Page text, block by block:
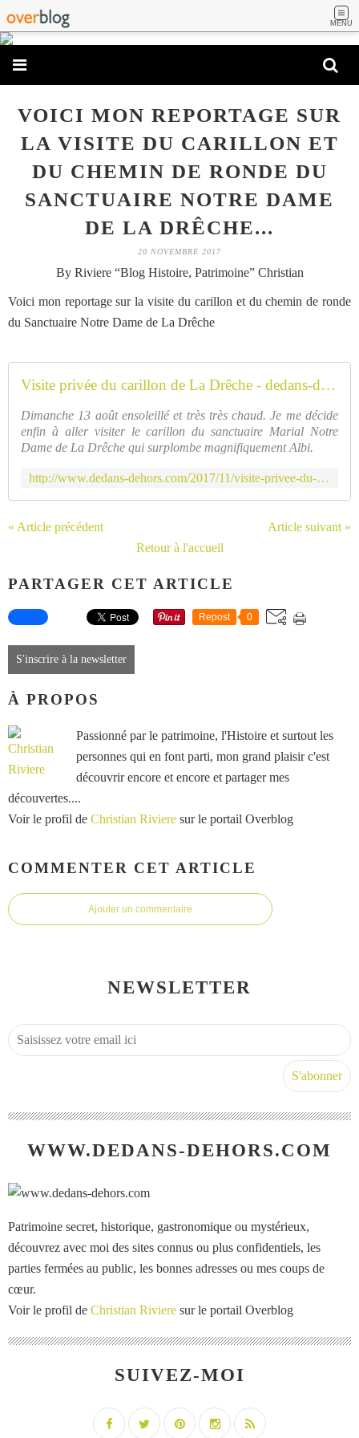
MENU
VOICI MON REPORTAGE SUR
LA VISITE DU CARILLON ET
DU CHEMIN DE RONDE DU
SANCTUAIRE NOTRE DAME
DE LA DRÊCHE...
20 NOVEMBRE 2017
By Riviere “Blog Histoire, Patrimoine” Christian
Voici mon reportage sur la visite du carillon et du chemin de ronde
du Sanctuaire Notre Dame de La Drêche
Visite privée du carillon de La Drêche - dedans-dehors.com
Dimanche 13 août ensoleillé et très très chaud. Je me décide
enfin à aller visiter le carillon du sanctuaire Marial Notre
Dame de La Drêche qui surplombe magnifiquement Albi.
http://www.dedans-dehors.com/2017/11/visite-privee-du-carillon-de-la-dreche.html
« Article précédent
Article suivant »
Retour à l'accueil
PARTAGER CET ARTICLE
Repost 0
S'inscrire à la newsletter
À PROPOS
Passionné par le patrimoine, l'Histoire et surtout les
personnes qui en font parti, mon grand plaisir c'est
découvrir encore et encore et partager mes
découvertes....
Voir le profil de Christian Riviere sur le portail Overblog
COMMENTER CET ARTICLE
Ajouter un commentaire
NEWSLETTER
WWW.DEDANS-DEHORS.COM
Patrimoine secret, historique, gastronomique ou mystérieux,
découvrez avec moi des sites connus ou plus confidentiels, les
parties fermées au public, les bonnes adresses ou mes coups de
cœur.
Voir le profil de Christian Riviere sur le portail Overblog
SUIVEZ-MOI